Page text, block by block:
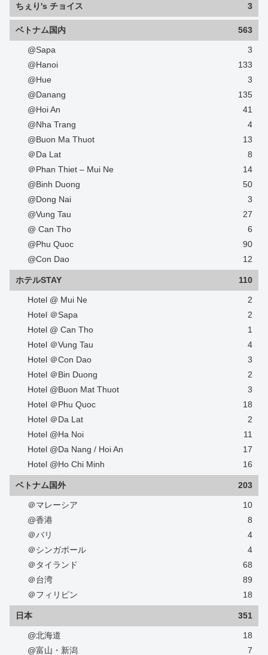
ちぇり's チョイス 3
ベトナム国内 563
@Sapa
3
@Hanoi
133
@Hue
3
@Danang
135
@Hoi An
41
@Nha Trang
4
@Buon Ma Thuot
13
＠Da Lat
8
＠Phan Thiet – Mui Ne
14
@Binh Duong
50
@Dong Nai
3
@Vung Tau
27
@ Can Tho
6
@Phu Quoc
90
@Con Dao
12
ホテルSTAY 110
Hotel @ Mui Ne
2
Hotel ＠Sapa
2
Hotel @ Can Tho
1
Hotel ＠Vung Tau
4
Hotel ＠Con Dao
3
Hotel ＠Bin Duong
2
Hotel @Buon Mat Thuot
3
Hotel ＠Phu Quoc
18
Hotel ＠Da Lat
2
Hotel @Ha Noi
11
Hotel @Da Nang / Hoi An
17
Hotel @Ho Chi Minh
16
ベトナム国外 203
＠マレーシア
10
@香港
8
＠バリ
4
＠シンガポール
4
＠タイランド
68
＠台湾
89
＠フィリピン
18
日本 351
@北海道
18
@富山・新潟
7